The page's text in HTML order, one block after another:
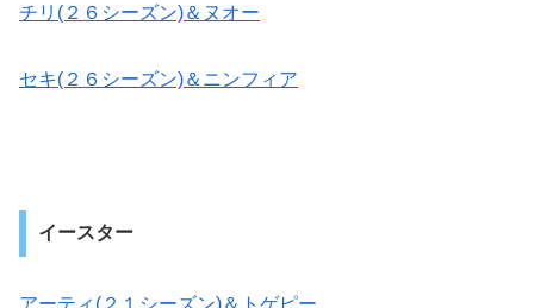
チリ(２６シーズン)＆ヌオー
セキ(２６シーズン)＆ニンフィア
イースター
アーティ(２１シーズン)＆トゲピー